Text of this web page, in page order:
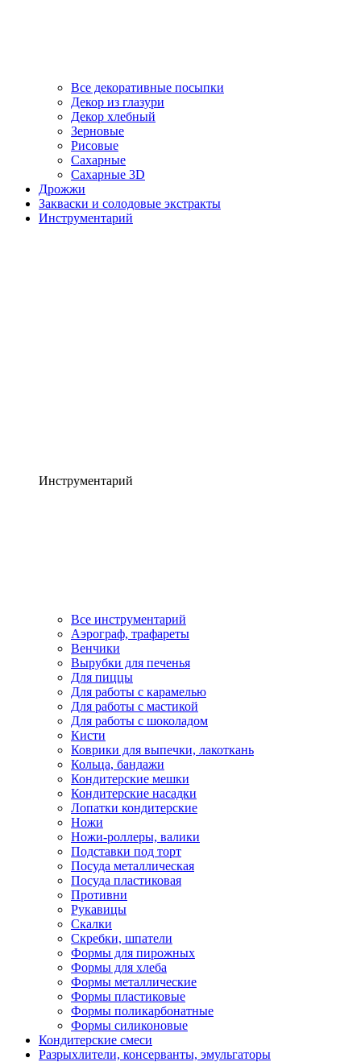
Все декоративные посыпки
Декор из глазури
Декор хлебный
Зерновые
Рисовые
Сахарные
Сахарные 3D
Дрожжи
Закваски и солодовые экстракты
Инструментарий
Инструментарий
Все инструментарий
Аэрограф, трафареты
Венчики
Вырубки для печенья
Для пиццы
Для работы с карамелью
Для работы с мастикой
Для работы с шоколадом
Кисти
Коврики для выпечки, лакоткань
Кольца, бандажи
Кондитерские мешки
Кондитерские насадки
Лопатки кондитерские
Ножи
Ножи-роллеры, валики
Подставки под торт
Посуда металлическая
Посуда пластиковая
Противни
Рукавицы
Скалки
Скребки, шпатели
Формы для пирожных
Формы для хлеба
Формы металлические
Формы пластиковые
Формы поликарбонатные
Формы силиконовые
Кондитерские смеси
Разрыхлители, консерванты, эмульгаторы